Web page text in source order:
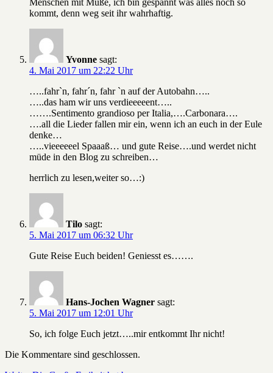
kommt, denn weg seit ihr wahrhaftig.
Yvonne sagt:
4. Mai 2017 um 22:22 Uhr
…..fahr`n, fahr´n, fahr `n auf der Autobahn…..
…..das ham wir uns verdieeeeent…..
…….Sentimento grandioso per Italia,….Carbonara….
….all die Lieder fallen mir ein, wenn ich an euch in der Eule
denke…
…..vieeeeeel Spaaaß… und gute Reise….und werdet nicht
müde in den Blog zu schreiben…
herrlich zu lesen,weiter so…:)
Tilo sagt:
5. Mai 2017 um 06:32 Uhr
Gute Reise Euch beiden! Geniesst es…….
Hans-Jochen Wagner sagt:
5. Mai 2017 um 12:01 Uhr
So, ich folge Euch jetzt…..mir entkommt Ihr nicht!
Die Kommentare sind geschlossen.